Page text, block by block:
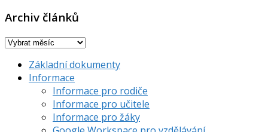
Archiv článků
Archiv
Základní dokumenty
Informace
Informace pro rodiče
Informace pro učitele
Informace pro žáky